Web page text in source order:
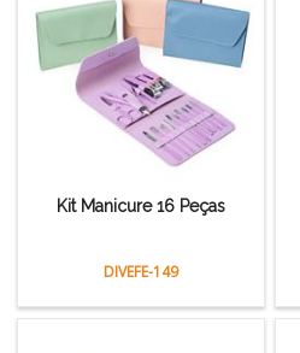
Kit Manicure 16 Peças
DIVEFE-149